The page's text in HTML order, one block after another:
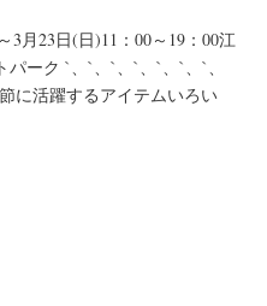
3月23日(日)11：00～19：00江
ーク `、`、`、`、`、`、`、
に活躍するアイテムいろい